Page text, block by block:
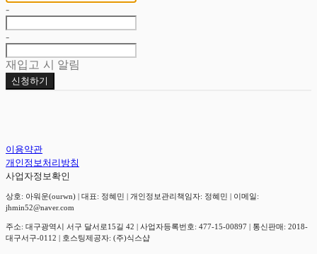
-
-
재입고 시 알림
신청하기
이용약관
개인정보처리방침
사업자정보확인
상호: 아워운(ourwn) | 대표: 정혜민 | 개인정보관리책임자: 정혜민 | 이메일:
jhmin52@naver.com
주소: 대구광역시 서구 달서로15길 42 | 사업자등록번호: 477-15-00897 | 통신판매: 2018-
대구서구-0112 | 호스팅제공자: (주)식스샵